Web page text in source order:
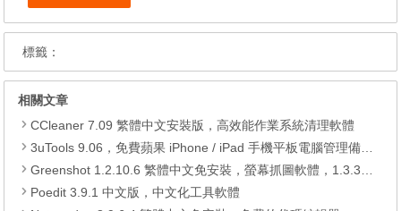
標籤：
相關文章
CCleaner 7.09 繁體中文安裝版，高效能作業系統清理軟體
3uTools 9.06，免費蘋果 iPhone / iPad 手機平板電腦管理備份還原軟體
Greenshot 1.2.10.6 繁體中文免安裝，螢幕抓圖軟體，1.3.315 安裝版
Poedit 3.9.1 中文版，中文化工具軟體